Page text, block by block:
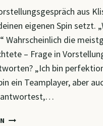
aus
eigenen Spin setzt.
Wahrscheinlich die
– Frage in
„Ich bin
ein Teamplayer, aber
antwortest,…
„MEINE